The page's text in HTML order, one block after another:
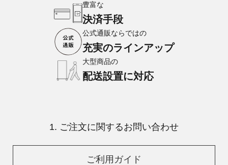
豊富な
決済手段
公式通販ならではの
充実のラインアップ
大型商品の
配送設置に対応
1. ご注文に関するお問い合わせ
ご利用ガイド